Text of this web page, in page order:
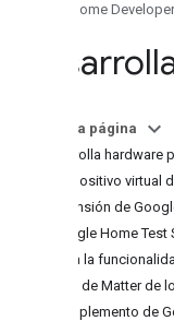
Google Home
En esta página
Desarrolla hardware
Dispositivo virtual
Extensión de
Google Home Test
Integra la
APIs de Matter de
Complemento de